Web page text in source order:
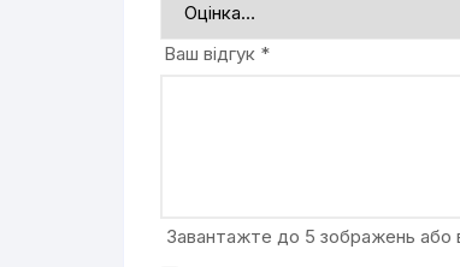
Ваш відгук *
Завантажте до 5 зображень або